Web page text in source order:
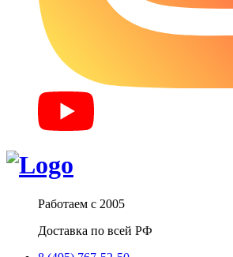
Работаем с 2005
Доставка по всей РФ